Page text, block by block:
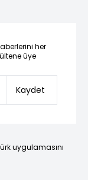
her
üye
Kaydet
uygulamasını